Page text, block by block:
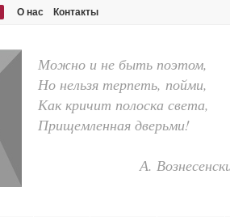
О нас Контакты
Можно и не быть поэтом,
Но нельзя терпеть, пойми,
Как кричит полоска света,
Прищемленная дверьми!
А.